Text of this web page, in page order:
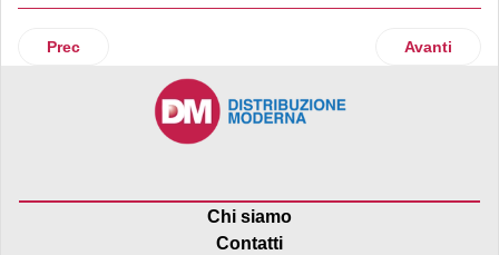
Articolo precedente: Uno sguardo al futuro
Prec Articolo
Avanti
Chi siamo
Contatti